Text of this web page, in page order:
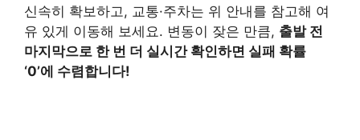
신속히 확보하고, 교통·주차는 위 안내를 참고해 여
유 있게 이동해 보세요. 변동이 잦은 만큼, 출발 전
마지막으로 한 번 더 실시간 확인하면 실패 확률
‘0’에 수렴합니다!